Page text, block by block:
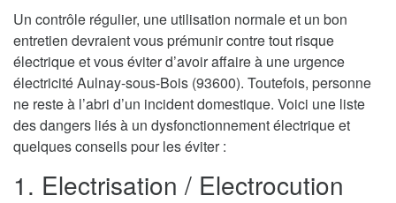
Un contrôle régulier, une utilisation normale et un bon
entretien devraient vous prémunir contre tout risque
électrique et vous éviter d’avoir affaire à une urgence
électricité Aulnay-sous-Bois (93600). Toutefois, personne
ne reste à l’abri d’un incident domestique. Voici une liste
des dangers liés à un dysfonctionnement électrique et
quelques conseils pour les éviter :
1. Electrisation / Electrocution